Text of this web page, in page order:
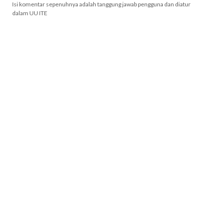
Isi komentar sepenuhnya adalah tanggung jawab pengguna dan diatur
dalam UU ITE